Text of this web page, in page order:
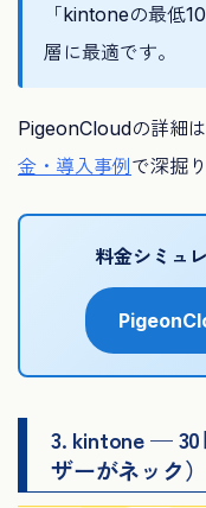
「kintoneの最低
層に最適です。
PigeonCloudの詳細は
金・導入事例で深掘
料金シミュ
3. kintone — 30
ザーがネック）